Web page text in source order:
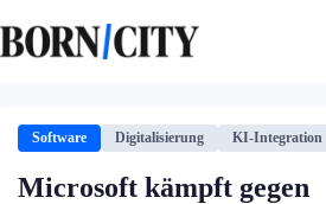
Inhalt
springen
Software Digitalisierung KI-Integration
Microsoft kämpft gegen